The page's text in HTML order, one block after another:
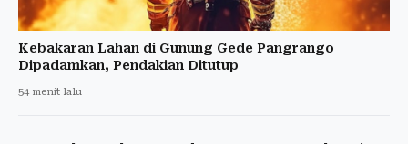
Kebakaran Lahan di Gunung Gede Pangrango
Dipadamkan, Pendakian Ditutup
54 menit lalu